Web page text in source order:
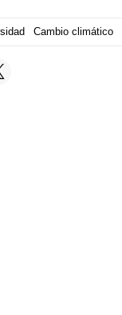
Cambio climático